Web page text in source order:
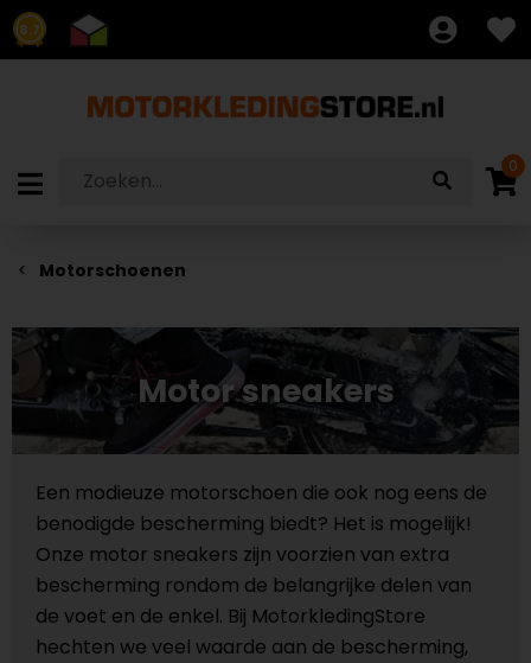
8.7
0
Motorschoenen
Motor sneakers
Een modieuze motorschoen die ook nog eens de
benodigde bescherming biedt? Het is mogelijk!
Onze motor sneakers zijn voorzien van extra
bescherming rondom de belangrijke delen van
de voet en de enkel. Bij MotorkledingStore
hechten we veel waarde aan de bescherming,